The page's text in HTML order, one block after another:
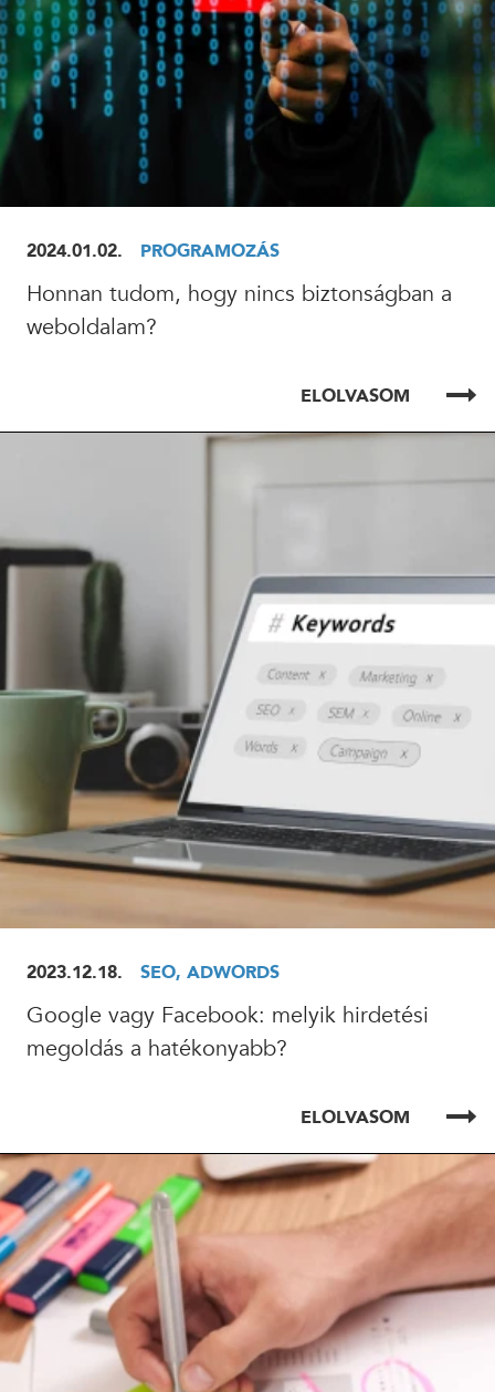
2024.01.02. PROGRAMOZÁS
Honnan tudom, hogy nincs biztonságban a
weboldalam?
ELOLVASOM
ELOLVASOM
2023.12.18. SEO, ADWORDS
Google vagy Facebook: melyik hirdetési
megoldás a hatékonyabb?
ELOLVASOM
ELOLVASOM